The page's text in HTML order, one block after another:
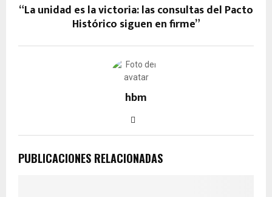
“La unidad es la victoria: las consultas del Pacto
Histórico siguen en firme”
hbm
PUBLICACIONES RELACIONADAS